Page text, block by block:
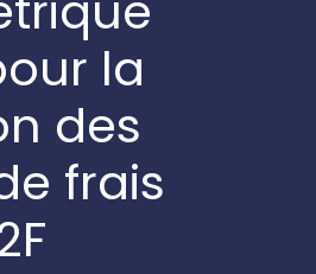
la
des
frais